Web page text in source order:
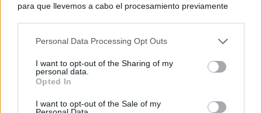
para que llevemos a cabo el procesamiento previamente
negar su consentimiento. Tenga en cuenta que algún
de su consentimiento, pero usted tiene el derecho de
rechazar tal procesamiento. Sus preferencias se aplicarán
cualquier momento entrando de nuevo en este sitio web o
Personal Data Processing Opt Outs
I want to opt-out of the Sharing of my
personal data.
Opted In
I want to opt-out of the Sale of my